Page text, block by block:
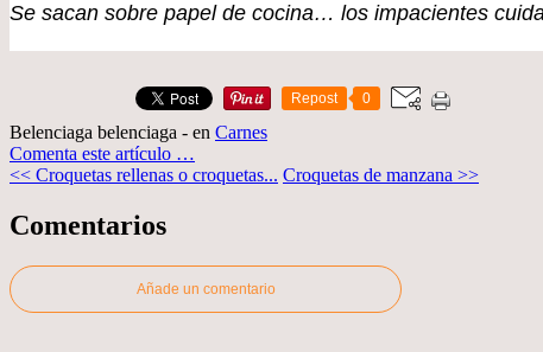
Se sacan sobre papel de cocina… los impacientes
Repost 0
Belenciaga belenciaga - en Carnes
Comenta este artículo …
<< Croquetas rellenas o croquetas... Croquetas de manzana >>
Comentarios
Añade un comentario